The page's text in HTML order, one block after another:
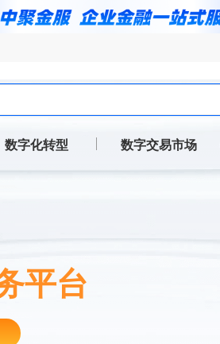
数字化转型 数字交易市场
平台